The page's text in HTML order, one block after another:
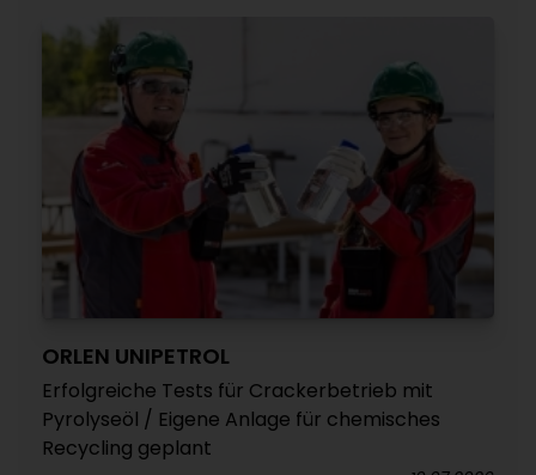
ORLEN UNIPETROL
Erfolgreiche Tests für Crackerbetrieb mit
Pyrolyseöl / Eigene Anlage für chemisches
Recycling geplant